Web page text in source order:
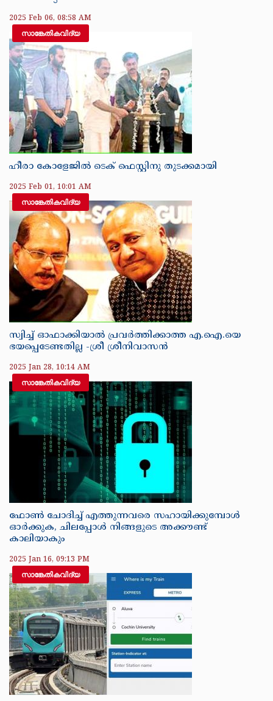
2025 Feb 06, 08:58 AM
സാങ്കേതികവിദ്യ
ഹീരാ കോളേജിൽ ടെക് ഫെസ്റ്റിനു തുടക്കമായി
2025 Feb 01, 10:01 AM
സാങ്കേതികവിദ്യ
സ്വിച്ച് ഓഫാക്കിയാൽ പ്രവർത്തിക്കാത്ത എ.ഐ.യെ
ഭയപ്പെടേണ്ടതില്ല -ശ്രീ ശ്രീനിവാസൻ
2025 Jan 28, 10:14 AM
സാങ്കേതികവിദ്യ
ഫോണ്‍ ചോദിച്ച് എത്തുന്നവരെ സഹായിക്കുമ്പോള്‍
ഓര്‍ക്കുക, ചിലപ്പോള്‍ നിങ്ങളുടെ അക്കൗണ്ട്
കാലിയാകും
2025 Jan 16, 09:13 PM
സാങ്കേതികവിദ്യ